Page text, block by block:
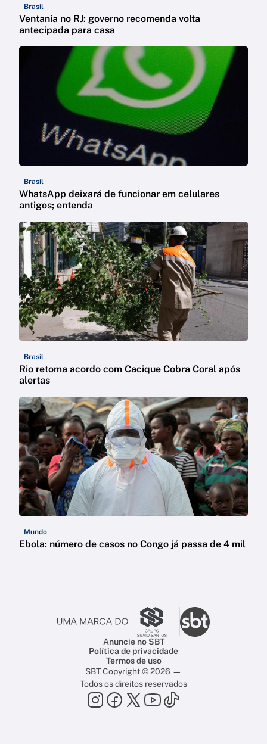
Brasil
Ventania no RJ: governo recomenda volta
antecipada para casa
Brasil
WhatsApp deixará de funcionar em celulares
antigos; entenda
Brasil
Rio retoma acordo com Cacique Cobra Coral após
alertas
Mundo
Ebola: número de casos no Congo já passa de 4 mil
Anuncie no SBT
Política de privacidade
Termos de uso
SBT Copyright © 2026 —
Todos os direitos reservados